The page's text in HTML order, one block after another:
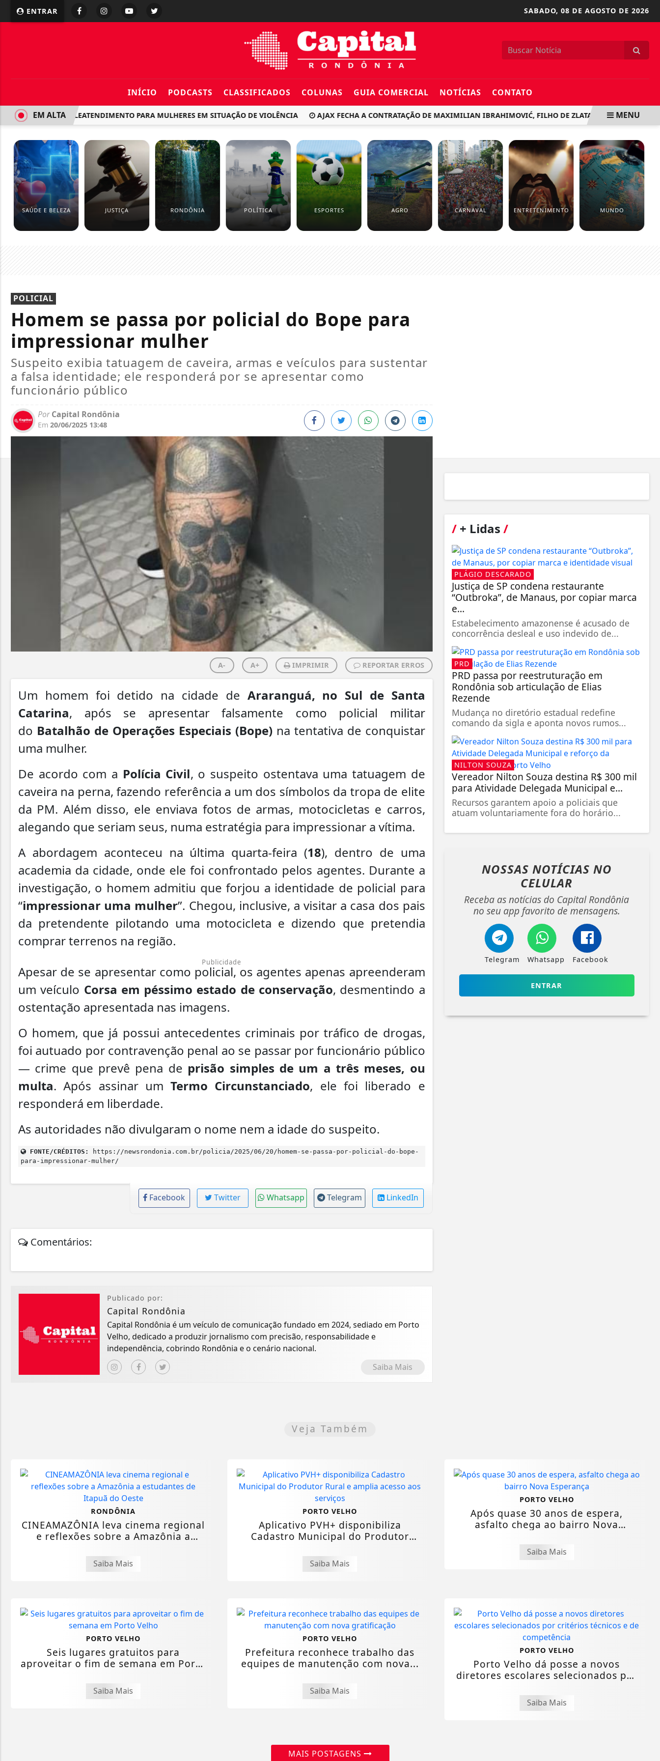
ENTRAR SABADO, 08 DE AGOSTO DE 2026
INÍCIO PODCASTS CLASSIFICADOS COLUNAS GUIA COMERCIAL NOTÍCIAS CONTATO
SUS LANÇA TELEATENDIMENTO PARA MULHERES EM SITUAÇÃO DE VIOLÊNCIA AJAX FECHA A CONTRATAÇÃO DE MAXIMILIAN IBRAHIMOVIĆ, FILHO DE ZLATAN PF FAZ
EM ALTA MENU
SAÚDE E BELEZA JUSTIÇA RONDÔNIA POLÍTICA ESPORTES AGRO CARNAVAL ENTRETENIMENTO MUNDO
POLICIAL
Homem se passa por policial do Bope para
impressionar mulher
Suspeito exibia tatuagem de caveira, armas e veículos para sustentar
a falsa identidade; ele responderá por se apresentar como
funcionário público
PorCapital Rondônia
Em 20/06/2025 13:48
A- A+ IMPRIMIR REPORTAR ERROS
Um homem foi detido na cidade de Araranguá, no Sul de Santa
Catarina, após se apresentar falsamente como policial militar
do Batalhão de Operações Especiais (Bope)na tentativa de conquistar
uma mulher.
De acordo com a Polícia Civil, o suspeito ostentava uma tatuagem de
caveira na perna, fazendo referência a um dos símbolos da tropa de elite
da PM. Além disso, ele enviava fotos de armas, motocicletas e carros,
alegando que seriam seus, numa estratégia para impressionar a vítima.
A abordagem aconteceu na última quarta-feira (18), dentro de uma
academia da cidade, onde ele foi confrontado pelos agentes. Durante a
investigação, o homem admitiu que forjou a identidade de policial para
“impressionar uma mulher”. Chegou, inclusive, a visitar a casa dos pais
da pretendente pilotando uma motocicleta e dizendo que pretendia
comprar terrenos na região.
Publicidade
Apesar de se apresentar como policial, os agentes apenas apreenderam
um veículo Corsa em péssimo estado de conservação, desmentindo a
ostentação apresentada nas imagens.
O homem, que já possui antecedentes criminais por tráfico de drogas,
foi autuado por contravenção penal ao se passar por funcionário público
— crime que prevê pena de prisão simples de um a três meses, ou
multa. Após assinar umTermo Circunstanciado, ele foi liberado e
responderá em liberdade.
As autoridades não divulgaram o nome nem a idade do suspeito.
FONTE/CRÉDITOS:
https://newsrondonia.com.br/policia/2025/06/20/homem-se-passa-por-policial-do-bope-
para-impressionar-mulher/
Facebook Twitter Whatsapp Telegram LinkedIn
Comentários:
Publicado por:
Capital Rondônia
Capital Rondônia é um veículo de comunicação fundado em 2024, sediado em Porto
Velho, dedicado a produzir jornalismo com precisão, responsabilidade e
independência, cobrindo Rondônia e o cenário nacional.
Saiba Mais
/+ Lidas /
PLÁGIO DESCARADO
Justiça de SP condena restaurante
“Outbroka”, de Manaus, por copiar marca
e...
Estabelecimento amazonense é acusado de
concorrência desleal e uso indevido de...
PRD
PRD passa por reestruturação em
Rondônia sob articulação de Elias
Rezende
Mudança no diretório estadual redefine
comando da sigla e aponta novos rumos...
NILTON SOUZA
Vereador Nilton Souza destina R$ 300 mil
para Atividade Delegada Municipal e...
Recursos garantem apoio a policiais que
atuam voluntariamente fora do horário...
NOSSAS NOTÍCIAS NO
CELULAR
Receba as notícias do Capital Rondônia
no seu app favorito de mensagens.
Telegram Whatsapp Facebook
ENTRAR
Veja Também
RONDÔNIA
CINEAMAZÔNIA leva cinema regional
e reflexões sobre a Amazônia a
Saiba Mais
PORTO VELHO
Aplicativo PVH+ disponibiliza
Cadastro Municipal do Produtor
Saiba Mais
PORTO VELHO
Após quase 30 anos de espera,
asfalto chega ao bairro Nova
Saiba Mais
PORTO VELHO
Seis lugares gratuitos para
aproveitar o fim de semana em Porto
Saiba Mais
PORTO VELHO
Prefeitura reconhece trabalho das
equipes de manutenção com nova...
Saiba Mais
PORTO VELHO
Porto Velho dá posse a novos
diretores escolares selecionados por
Saiba Mais
MAIS POSTAGENS